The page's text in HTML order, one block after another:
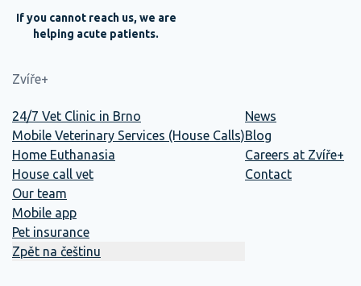
If you cannot reach us, we are
helping acute patients.
Zvíře+
24/7 Vet Clinic in Brno
Mobile Veterinary Services (House Calls)
Home Euthanasia
House call vet
Our team
Mobile app
Pet insurance
Zpět na češtinu
News
Blog
Careers at Zvíře+
Contact